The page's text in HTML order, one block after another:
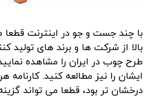
با چند جست و جو در اینترنت قطعا
بالا از شرکت ها و برند های تولید
طرح چوب در ایران را مشاهده
ایشان را نیز مطالعه کنید. کارنامه
درخشان تر بود، قطعا می تواند